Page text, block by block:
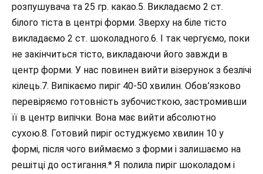
розпушувача та 25 гр. какао.5. Викладаємо 2 ст.
білого тіста в центрі форми. Зверху на біле тісто
викладаємо 2 ст. шоколадного.6. І так чергуємо, поки
не закінчиться тісто, викладаючи його завжди в
центр форми. У нас повинен вийти візерунок з безлічі
кілець.7. Випікаємо пиріг 40-50 хвилин. Обов’язково
перевіряємо готовність зубочисткою, застромивши
її в центр випічки. Вона має вийти абсолютно
сухою.8. Готовий пиріг остуджуємо хвилин 10 у
формі, після чого виймаємо з форми і залишаємо на
решітці до остигання.* Я полила пиріг шоколадом і